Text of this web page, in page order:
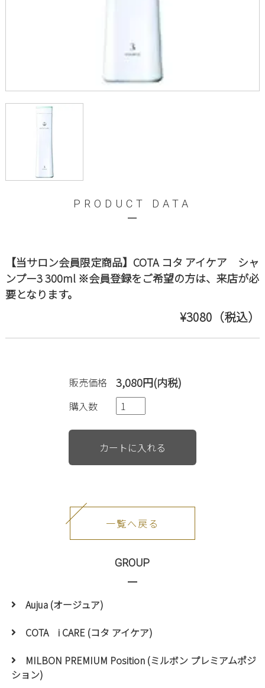
PRODUCT DATA
【当サロン会員限定商品】COTA コタ アイケア シャ
ンプー3 300ml ※会員登録をご希望の方は、来店が必
要となります。
¥3080（税込）
販売価格 3,080円(内税)
購入数
一覧へ戻る
GROUP
Aujua (オージュア)
COTA i CARE (コタ アイケア)
MILBON PREMIUM Position (ミルボン プレミアムポジ
ション)